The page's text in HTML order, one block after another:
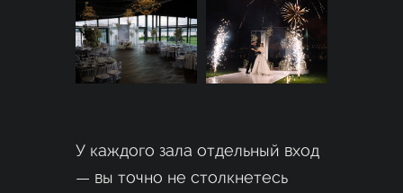
У каждого зала отдельный вход
— вы точно не столкнетесь